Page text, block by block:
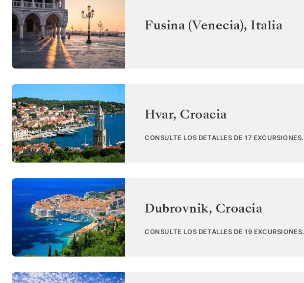
Fusina (Venecia), Italia
Hvar, Croacia
CONSULTE LOS DETALLES DE 17 EXCURSIONES.
Dubrovnik, Croacia
CONSULTE LOS DETALLES DE 19 EXCURSIONES.